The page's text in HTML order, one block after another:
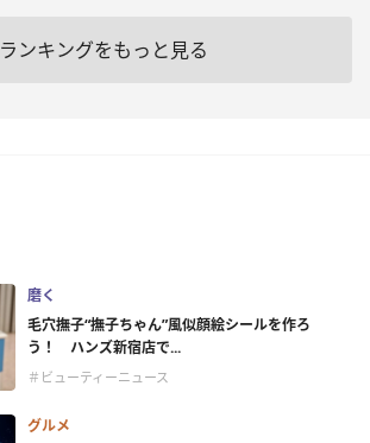
ランキングをもっと見る
磨く
毛穴撫子“撫子ちゃん”風似顔絵シールを作ろ
う！ ハンズ新宿店で...
＃ビューティーニュース
グルメ